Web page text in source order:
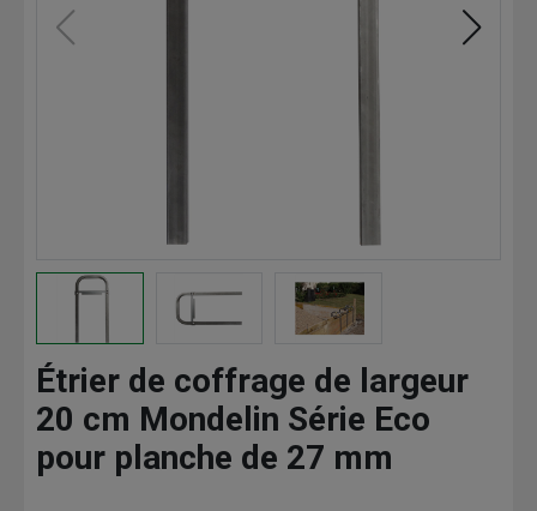
Étrier de coffrage de largeur
20 cm Mondelin Série Eco
pour planche de 27 mm